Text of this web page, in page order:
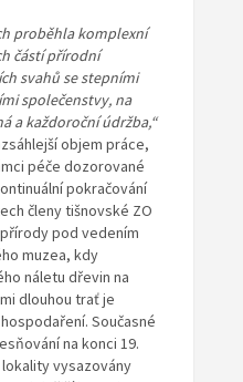
proběhla komplexní
částí přírodní
svahů se stepními
společenstvy, na
a každoroční údržba,“
objem práce,
péče dozorované
pokračování
členy tišnovské ZO
pod vedením
muzea, kdy
náletu dřevin na
dlouhou trať je
Současné
na konci 19.
vysazovány